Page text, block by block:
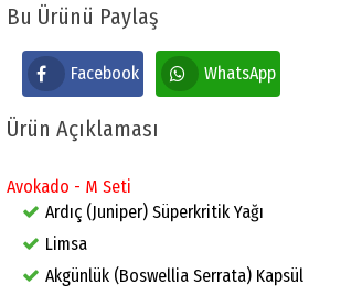
Bu Ürünü Paylaş
Facebook WhatsApp
Ürün Açıklaması
Avokado - M Seti
Ardıç (Juniper) Süperkritik Yağı
Limsa
Akgünlük (Boswellia Serrata) Kapsül